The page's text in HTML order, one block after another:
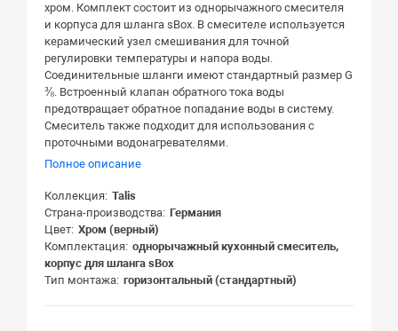
хром. Комплект состоит из однорычажного смесителя
и корпуса для шланга sBox. В смесителе используется
керамический узел смешивания для точной
регулировки температуры и напора воды.
Соединительные шланги имеют стандартный размер G
⅜. Встроенный клапан обратного тока воды
предотвращает обратное попадание воды в систему.
Смеситель также подходит для использования с
проточными водонагревателями.
Полное описание
Коллекция Talis
Страна-производства Германия
Цвет Хром (верный)
Комплектация однорычажный кухонный смеситель,
корпус для шланга sBox
Тип монтажа горизонтальный (стандартный)